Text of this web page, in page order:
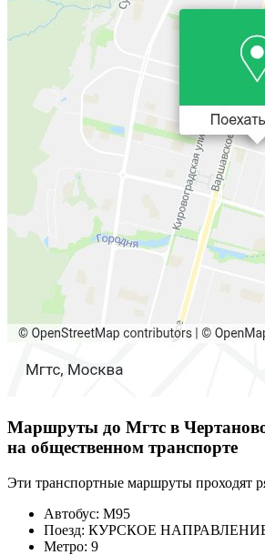
Маршруты до Мгтс в
на общественном транспорте
Эти транспортные маршруты проходят
Автобус: М95
Поезд: КУРСКОЕ
Метро: 9